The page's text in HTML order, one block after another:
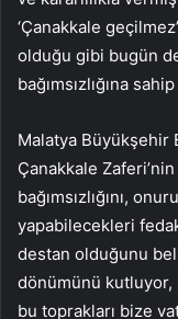
‘Çanakkale
olduğu gibi bugün
bağımsızlığına
Malatya Büyükşehir
Çanakkale
bağımsızlığını,
yapabilecekleri
destan olduğunu
dönümünü kutluyor,
bu toprakları bize